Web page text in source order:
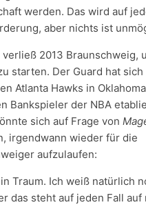
werden. Das wird auf
aber nichts ist
2013 Braunschweig,
starten. Der Guard hat
Atlanta Hawks in
Bankspieler der NBA
sich auf Frage von
irgendwann wieder für die
aufzulaufen:
Traum. Ich weiß natürlich
das steht auf jeden Fall auf